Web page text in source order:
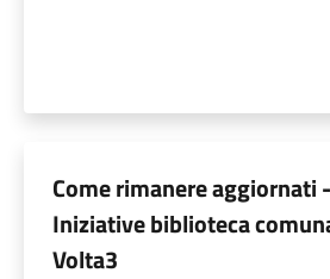
Come rimanere aggiornati
Iniziative biblioteca
Volta3